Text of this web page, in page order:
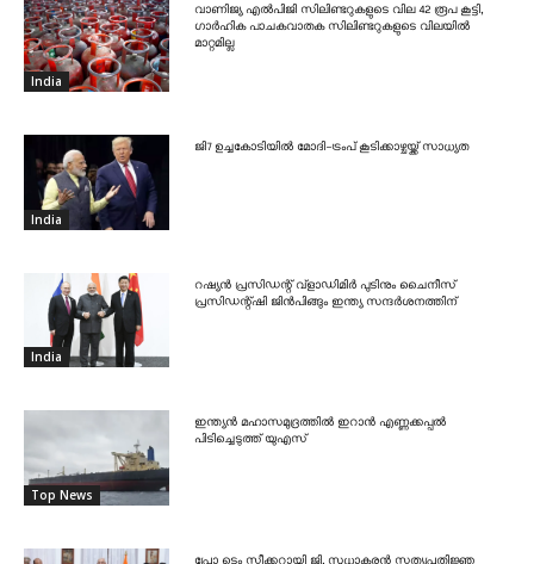
India
വാണിജ്യ എൽപിജി സിലിണ്ടറുകളുടെ വില 42 രൂപ കൂട്ടി,
ഗാർഹിക പാചകവാതക സിലിണ്ടറുകളുടെ വിലയിൽ
മാറ്റമില്ല
India
ജി7 ഉച്ചകോടിയിൽ മോദി-ട്രംപ് കൂടിക്കാഴ്ചയ്ക്ക് സാധ്യത
India
റഷ്യൻ പ്രസിഡന്റ് വ്‌ളാഡിമിർ പുടിനും ചൈനീസ്
പ്രസിഡന്റ്ഷി ജിൻപിങ്ങും ഇന്ത്യ സന്ദർശനത്തിന്
Top News
ഇന്ത്യൻ മഹാസമുദ്രത്തിൽ ഇറാൻ എണ്ണക്കപ്പൽ
പിടിച്ചെടുത്ത് യുഎസ്